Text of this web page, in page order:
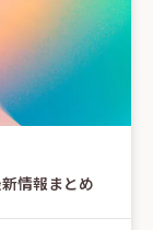
情報まとめ